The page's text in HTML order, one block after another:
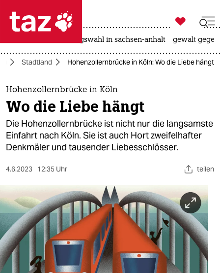
 taz zahl ich
taz zahl ich
themen
politik
öko
sport
berlin
nord
wahrheit

taz zahl ich
landtagswahl in sachsen-anhalt gewalt
Stadtland Hohenzollernbrücke in Köln: Wo die Liebe hängt
Hohenzollernbrücke in Köln
Wo die Liebe hängt
Die Hohenzollernbrücke ist nicht nur die langsamste
Einfahrt nach Köln. Sie ist auch Hort zweifelhafter
Denkmäler und tausender Liebesschlösser.
4.6.2023 12:35 Uhr teilen